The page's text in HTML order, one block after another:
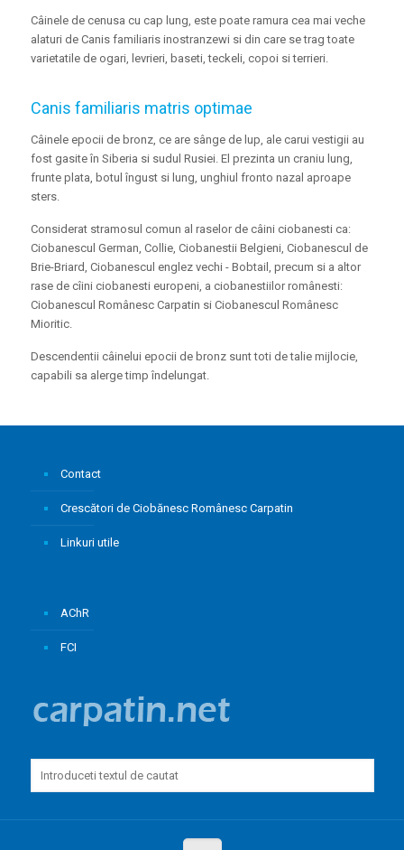
Câinele de cenusa cu cap lung, este poate ramura cea mai veche
alaturi de Canis familiaris inostranzewi si din care se trag toate
varietatile de ogari, levrieri, baseti, teckeli, copoi si terrieri.
Canis familiaris matris optimae
Câinele epocii de bronz, ce are sânge de lup, ale carui vestigii au
fost gasite în Siberia si sudul Rusiei. El prezinta un craniu lung,
frunte plata, botul îngust si lung, unghiul fronto nazal aproape
sters.
Considerat stramosul comun al raselor de câini ciobanesti ca:
Ciobanescul German, Collie, Ciobanestii Belgieni, Ciobanescul de
Brie-Briard, Ciobanescul englez vechi - Bobtail, precum si a altor
rase de cîini ciobanesti europeni, a ciobanestiilor românesti:
Ciobanescul Românesc Carpatin si Ciobanescul Românesc
Mioritic.
Descendentii câinelui epocii de bronz sunt toti de talie mijlocie,
capabili sa alerge timp îndelungat.
Contact
Crescători de Ciobănesc Românesc Carpatin
Linkuri utile
AChR
FCI